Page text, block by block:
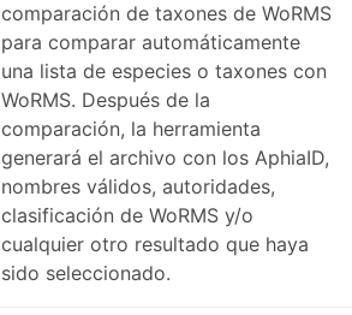
comparación de taxones de WoRMS
para comparar automáticamente
una lista de especies o taxones con
WoRMS. Después de la
comparación, la herramienta
generará el archivo con los AphiaID,
nombres válidos, autoridades,
clasificación de WoRMS y/o
cualquier otro resultado que haya
sido seleccionado.